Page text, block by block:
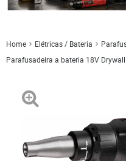
Home Elétricas / Bateria
Parafusadeira a bateria 18V